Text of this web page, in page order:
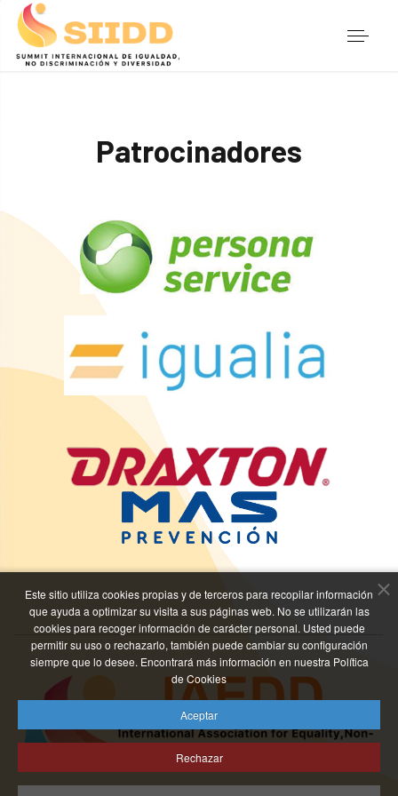
Patrocinadores
Este sitio utiliza cookies propias y de terceros para recopilar información
que ayuda a optimizar su visita a sus páginas web. No se utilizarán las
cookies para recoger información de carácter personal. Usted puede
permitir su uso o rechazarlo, también puede cambiar su configuración
siempre que lo desee. Encontrará más información en nuestra Política
de Cookies
Aceptar
Rechazar